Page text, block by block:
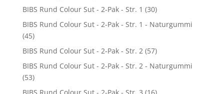
BIBS Rund Colour Sut - 2-Pak - Str. 1 (30)
BIBS Rund Colour Sut - 2-Pak - Str. 1 - Naturgummi
(45)
BIBS Rund Colour Sut - 2-Pak - Str. 2 (57)
BIBS Rund Colour Sut - 2-Pak - Str. 2 - Naturgummi
(53)